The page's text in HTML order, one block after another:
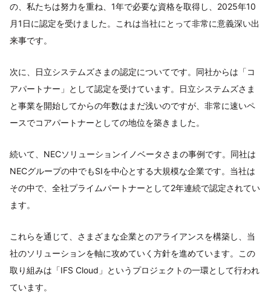
の、私たちは努力を重ね、1年で必要な資格を取得し、2025年10
月1日に認定を受けました。これは当社にとって非常に意義深い出
来事です。
次に、日立システムズさまの認定についてです。同社からは「コ
アパートナー」として認定を受けています。日立システムズさま
と事業を開始してからの年数はまだ浅いのですが、非常に速いペ
ースでコアパートナーとしての地位を築きました。
続いて、NECソリューションイノベータさまの事例です。同社は
NECグループの中でもSIを中心とする大規模な企業です。当社は
その中で、全社プライムパートナーとして2年連続で認定されてい
ます。
これらを通じて、さまざまな企業とのアライアンスを構築し、当
社のソリューションを軸に攻めていく方針を進めています。この
取り組みは「IFS Cloud」というプロジェクトの一環として行われ
ています。